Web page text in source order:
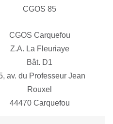
CGOS 85
CGOS Carquefou
Z.A. La Fleuriaye
Bât. D1
av. du Professeur Jean
Rouxel
44470 Carquefou